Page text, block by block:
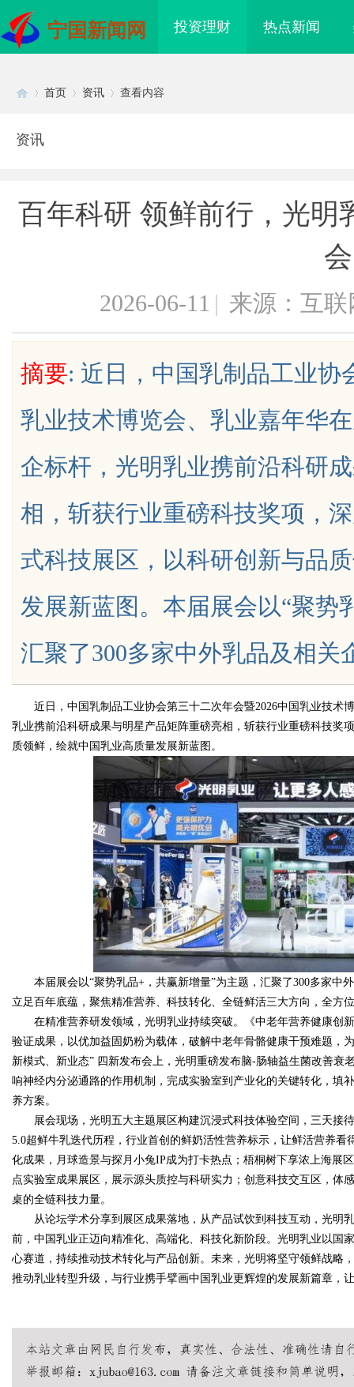
宁国新闻网 投资理财 热点新闻
uz
d
首页 资讯 查看内容
资讯
百年科研 领鲜前行，光明
会
2026-06-11 | 来源：互联
摘要: 近日，中国乳制品工业协
乳业技术博览会、乳业嘉年华
企标杆，光明乳业携前沿科研
相，斩获行业重磅科技奖项，
式科技展区，以科研创新与品
发展新蓝图。本届展会以“聚势
汇聚了300多家中外乳品及相关
近日，中国乳制品工业协会第三十二次年会暨2026中国乳业技
乳业携前沿科研成果与明星产品矩阵重磅亮相，斩获行业重磅科技奖
质领鲜，绘就中国乳业高质量发展新蓝图。
本届展会以“聚势乳品+，共赢新增量”为主题，汇聚了300多家
立足百年底蕴，聚焦精准营养、科技转化、全链鲜活三大方向，全方
在精准营养研发领域，光明乳业持续突破。《中老年营养健康创
验证成果，以优加益固奶粉为载体，破解中老年骨骼健康干预难题，
新模式、新业态” 四新发布会上，光明重磅发布脑-肠轴益生菌改善
响神经内分泌通路的作用机制，完成实验室到产业化的关键转化，填
养方案。
展会现场，光明五大主题展区构建沉浸式科技体验空间，三天接
5.0超鲜牛乳迭代历程，行业首创的鲜奶活性营养标示，让鲜活营养
化成果，月球造景与探月小兔IP成为打卡热点；梧桐树下享浓上海展
点实验室成果展区，展示源头质控与科研实力；创意科技交互区，体
桌的全链科技力量。
从论坛学术分享到展区成果落地，从产品试饮到科技互动，光明
前，中国乳业正迈向精准化、高端化、科技化新阶段。光明乳业以国
心赛道，持续推动技术转化与产品创新。未来，光明将坚守领鲜战略
推动乳业转型升级，与行业携手擘画中国乳业更辉煌的发展新篇章，
他免费派单？ 究竟藏着哪些行业秘诀？